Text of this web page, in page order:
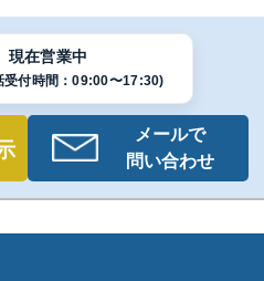
現在営業中
受付時間：09:00〜17:30)
メールで
問い合わせ